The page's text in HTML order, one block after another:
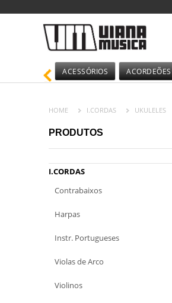
ACESSÓRIOS ACORDEÕES
HOME I.CORDAS UKULELES
PRODUTOS
I.CORDAS
Contrabaixos
Harpas
Instr. Portugueses
Violas de Arco
Violinos